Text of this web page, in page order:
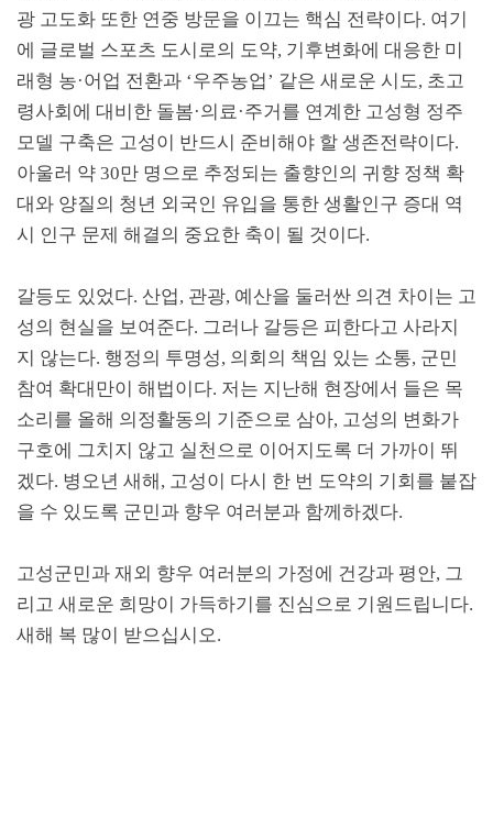
광 고도화 또한 연중 방문을 이끄는 핵심 전략이다. 여기
에 글로벌 스포츠 도시로의 도약, 기후변화에 대응한 미
래형 농·어업 전환과 ‘우주농업’ 같은 새로운 시도, 초고
령사회에 대비한 돌봄·의료·주거를 연계한 고성형 정주
모델 구축은 고성이 반드시 준비해야 할 생존전략이다.
아울러 약 30만 명으로 추정되는 출향인의 귀향 정책 확
대와 양질의 청년 외국인 유입을 통한 생활인구 증대 역
시 인구 문제 해결의 중요한 축이 될 것이다.
갈등도 있었다. 산업, 관광, 예산을 둘러싼 의견 차이는 고
성의 현실을 보여준다. 그러나 갈등은 피한다고 사라지
지 않는다. 행정의 투명성, 의회의 책임 있는 소통, 군민
참여 확대만이 해법이다. 저는 지난해 현장에서 들은 목
소리를 올해 의정활동의 기준으로 삼아, 고성의 변화가
구호에 그치지 않고 실천으로 이어지도록 더 가까이 뛰
겠다. 병오년 새해 , 고성이 다시 한 번 도약의 기회를 붙잡
을 수 있도록 군민과 향우 여러분과 함께하겠다.
고성군민과 재외 향우 여러분의 가정에 건강과 평안, 그
리고 새로운 희망이 가득하기를 진심으로 기원드립니다.
새해 복 많이 받으십시오.